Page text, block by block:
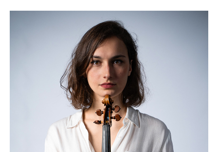
HOME
PROGRAM
2026
ARCHIVE
NEWS